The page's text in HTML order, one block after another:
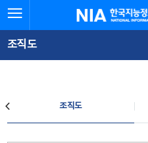
문
로
가
체
뉴
바
가
한국지능정보사회진
조직도
조직도